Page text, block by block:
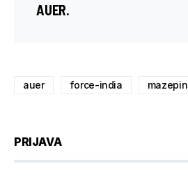
AUER.
auer force-india mazepin
PRIJAVA